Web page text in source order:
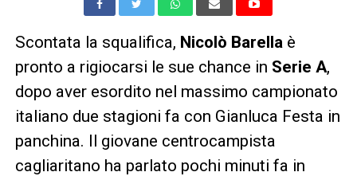
Scontata la squalifica, Nicolò Barella è
pronto a rigiocarsi le sue chance in Serie A,
dopo aver esordito nel massimo campionato
italiano due stagioni fa con Gianluca Festa in
panchina. Il giovane centrocampista
cagliaritano ha parlato pochi minuti fa in